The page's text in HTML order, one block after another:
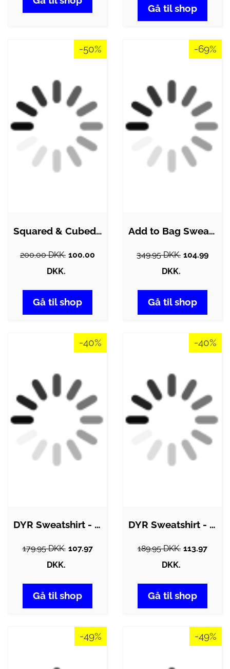
Gå til shop
-50%
Squared & Cubed Børne Hættetrøje - Sort…
200.00 DKK. 100.00
DKK.
Gå til shop
-69%
Add to Bag Sweatshirt - Sort m. Print
349.95 DKK. 104.99
DKK.
Gå til shop
-40%
DYR Sweatshirt - Bellow - Sort m.…
179.95 DKK. 107.97
DKK.
Gå til shop
-40%
DYR Sweatshirt - DYRBellow - Fanefisk
189.95 DKK. 113.97
DKK.
Gå til shop
-49% -49%